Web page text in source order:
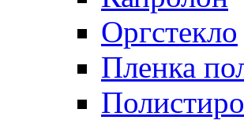
Оргстекло
Пленка